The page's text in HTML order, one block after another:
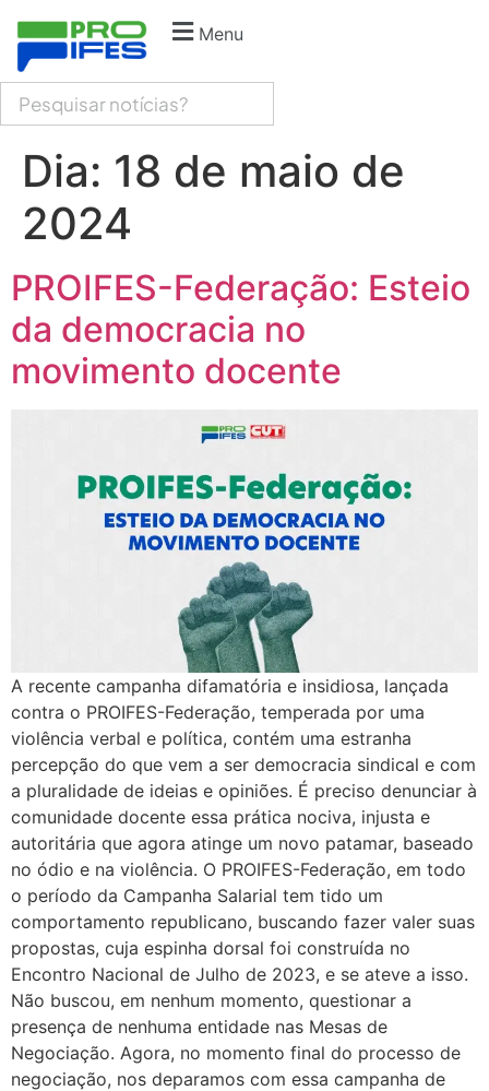
Menu
Dia: 18 de maio de
2024
PROIFES-Federação: Esteio
da democracia no
movimento docente
A recente campanha difamatória e insidiosa, lançada
contra o PROIFES-Federação, temperada por uma
violência verbal e política, contém uma estranha
percepção do que vem a ser democracia sindical e com
a pluralidade de ideias e opiniões. É preciso denunciar à
comunidade docente essa prática nociva, injusta e
autoritária que agora atinge um novo patamar, baseado
no ódio e na violência. O PROIFES-Federação, em todo
o período da Campanha Salarial tem tido um
comportamento republicano, buscando fazer valer suas
propostas, cuja espinha dorsal foi construída no
Encontro Nacional de Julho de 2023, e se ateve a isso.
Não buscou, em nenhum momento, questionar a
presença de nenhuma entidade nas Mesas de
Negociação. Agora, no momento final do processo de
negociação, nos deparamos com essa campanha de